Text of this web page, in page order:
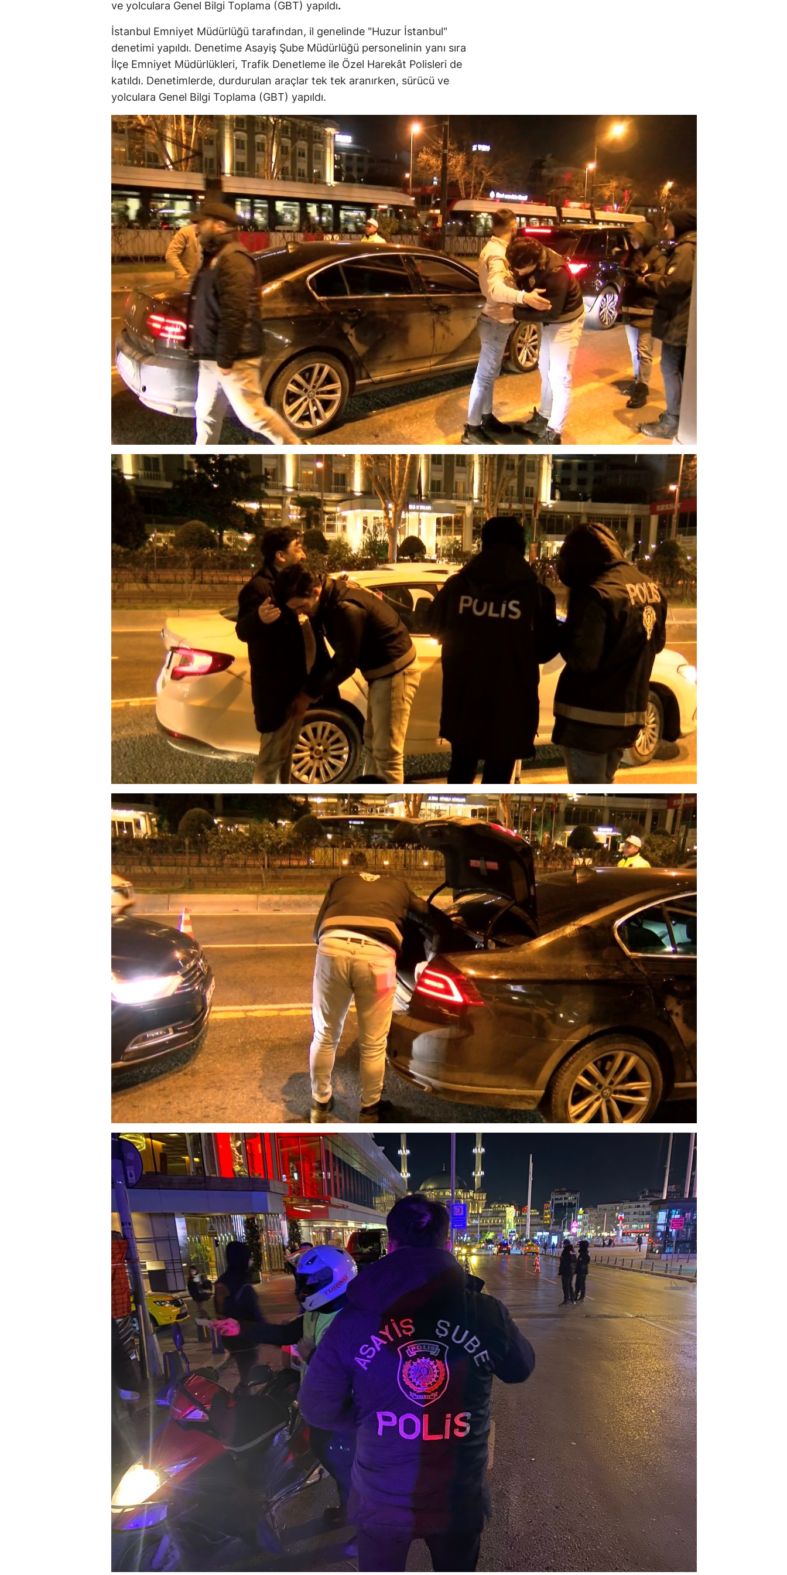
ve yolculara Genel Bilgi Toplama (GBT) yapıldı.
İstanbul Emniyet Müdürlüğü tarafından, il genelinde "Huzur İstanbul"
denetimi yapıldı. Denetime Asayiş Şube Müdürlüğü personelinin yanı sıra
İlçe Emniyet Müdürlükleri, Trafik Denetleme ile Özel Harekât Polisleri de
katıldı. Denetimlerde, durdurulan araçlar tek tek aranırken, sürücü ve
yolculara Genel Bilgi Toplama (GBT) yapıldı.